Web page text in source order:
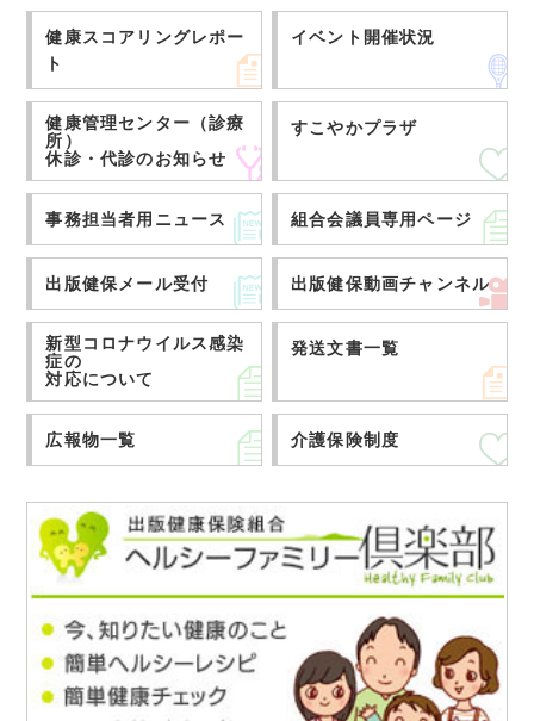
健康スコアリングレポー
ト
イベント開催状況
健康管理センター（診療
所）
休診・代診のお知らせ
すこやかプラザ
事務担当者用ニュース 組合会議員専用ページ
出版健保メール受付 出版健保動画チャンネル
新型コロナウイルス感染
症の
対応について
発送文書一覧
広報物一覧 介護保険制度